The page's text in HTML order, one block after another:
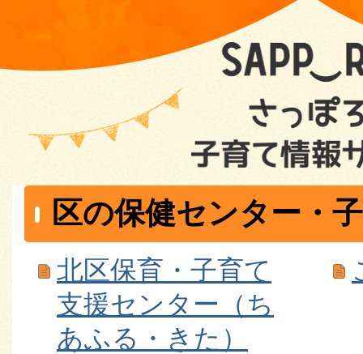
区の保健センター・
北区保育・子育て
支援センター（ち
あふる・きた）